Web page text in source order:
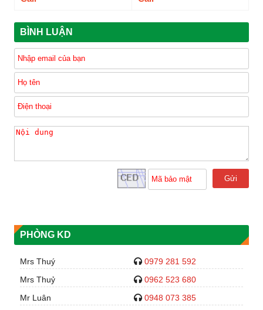
BÌNH LUẬN
Gửi
PHÒNG KD
Mrs Thuý
0979 281 592
Mrs Thuỷ
0962 523 680
Mr Luân
0948 073 385